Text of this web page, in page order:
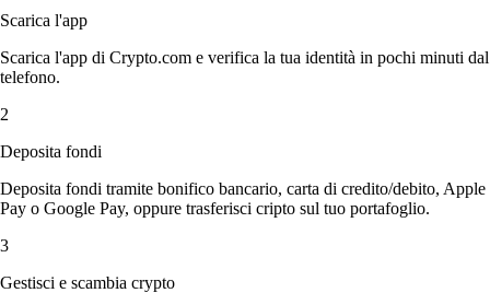
Scarica l'app
Scarica l'app di Crypto.com e verifica la tua identità in pochi minuti dal
telefono.
2
Deposita fondi
Deposita fondi tramite bonifico bancario, carta di credito/debito, Apple
Pay o Google Pay, oppure trasferisci cripto sul tuo portafoglio.
3
Gestisci e scambia crypto